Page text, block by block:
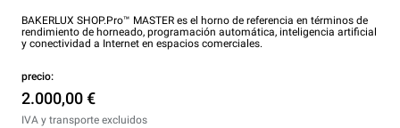
BAKERLUX SHOP.Pro™ MASTER es el horno de referencia en términos de
rendimiento de horneado, programación automática, inteligencia artificial
y conectividad a Internet en espacios comerciales.
precio:
2.000,00 €
IVA y transporte excluidos